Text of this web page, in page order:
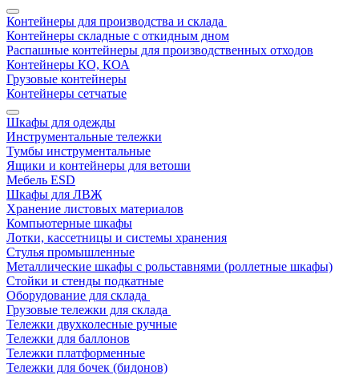
Контейнеры для производства и склада
Контейнеры складные с откидным дном
Распашные контейнеры для производственных отходов
Контейнеры КО, КОА
Грузовые контейнеры
Контейнеры сетчатые
Шкафы для одежды
Инструментальные тележки
Тумбы инструментальные
Ящики и контейнеры для ветоши
Мебель ESD
Шкафы для ЛВЖ
Хранение листовых материалов
Компьютерные шкафы
Лотки, кассетницы и системы хранения
Стулья промышленные
Металлические шкафы с рольставнями (роллетные шкафы)
Стойки и стенды подкатные
Оборудование для склада
Грузовые тележки для склада
Тележки двухколесные ручные
Тележки для баллонов
Тележки платформенные
Тележки для бочек (бидонов)